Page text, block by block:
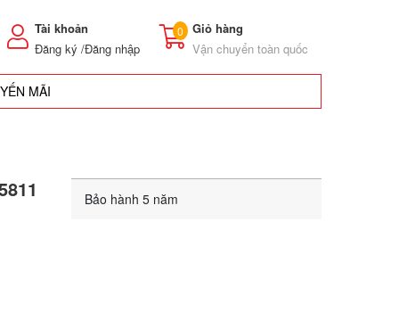
Tài khoản
Đăng ký /Đăng nhập
0
Giỏ hàng
Vận chuyển toàn quốc
MÃI
Bảo hành 5 năm